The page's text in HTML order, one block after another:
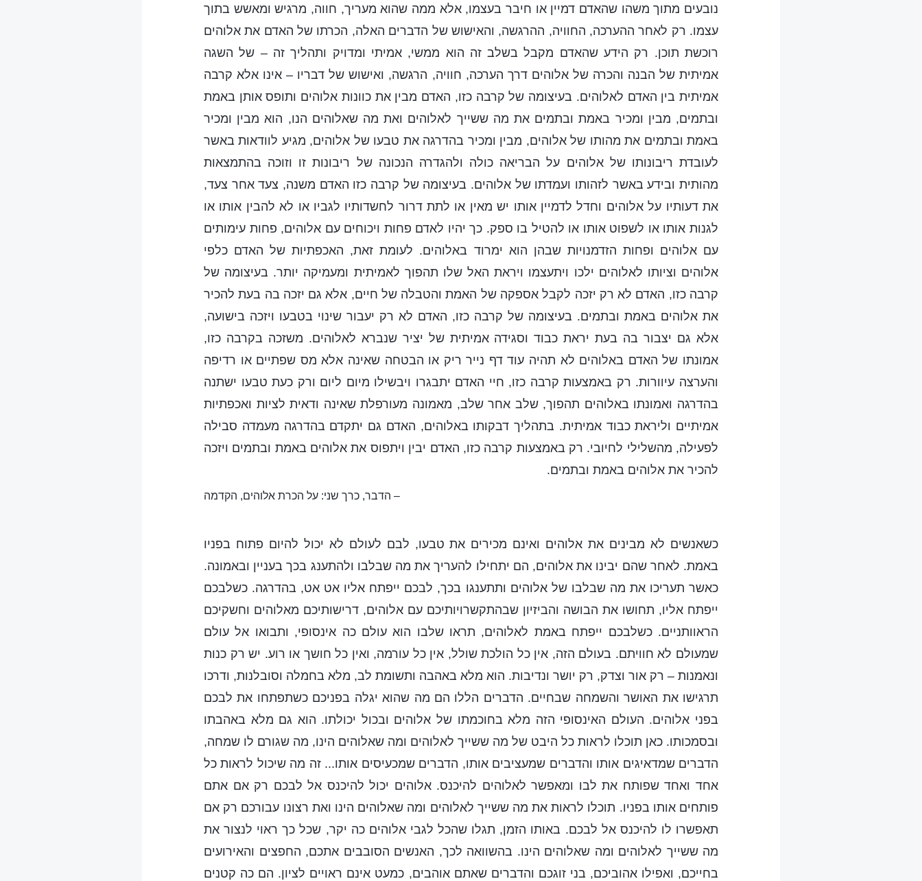
נובעים מתוך משהו שהאדם דמיין או חיבר בעצמו, אלא ממה שהוא מעריך, חווה, מרגיש ומאשש בתוך
עצמו. רק לאחר ההערכה, החוויה, ההרגשה, והאישוש של הדברים האלה, הכרתו של האדם את אלוהים
רוכשת תוכן. רק הידע שהאדם מקבל בשלב זה הוא ממשי, אמיתי ומדויק ותהליך זה – של השגה
אמיתית של הבנה והכרה של אלוהים דרך הערכה, חוויה, הרגשה, ואישוש של דבריו – אינו אלא קרבה
אמיתית בין האדם לאלוהים. בעיצומה של קרבה כזו, האדם מבין את כוונות אלוהים ותופס אותן באמת
ובתמים, מבין ומכיר באמת ובתמים את מה ששייך לאלוהים ואת מה שאלוהים הנו, הוא מבין ומכיר
באמת ובתמים את מהותו של אלוהים, מבין ומכיר בהדרגה את טבעו של אלוהים, מגיע לוודאות באשר
לעובדת ריבונותו של אלוהים על הבריאה כולה ולהגדרה הנכונה של ריבונות זו וזוכה בהתמצאות
מהותית ובידע באשר לזהותו ועמדתו של אלוהים. בעיצומה של קרבה כזו האדם משנה, צעד אחר צעד,
את דעותיו על אלוהים וחדל לדמיין אותו יש מאין או לתת דרור לחשדותיו לגביו או לא להבין אותו או
לגנות אותו או לשפוט אותו או להטיל בו ספק. כך יהיו לאדם פחות ויכוחים עם אלוהים, פחות עימותים
עם אלוהים ופחות הזדמנויות שבהן הוא ימרוד באלוהים. לעומת זאת, האכפתיות של האדם כלפי
אלוהים וציותו לאלוהים ילכו ויתעצמו ויראת האל שלו תהפוך לאמיתית ומעמיקה יותר. בעיצומה של
קרבה כזו, האדם לא רק יזכה לקבל אספקה של האמת והטבלה של חיים, אלא גם יזכה בה בעת להכיר
את אלוהים באמת ובתמים. בעיצומה של קרבה כזו, האדם לא רק יעבור שינוי בטבעו ויזכה בישועה,
אלא גם יצבור בה בעת יראת כבוד וסגידה אמיתית של יציר שנברא לאלוהים. משזכה בקרבה כזו,
אמונתו של האדם באלוהים לא תהיה עוד דף נייר ריק או הבטחה שאינה אלא מס שפתיים או רדיפה
והערצה עיוורות. רק באמצעות קרבה כזו, חיי האדם יתבגרו ויבשילו מיום ליום ורק כעת טבעו ישתנה
בהדרגה ואמונתו באלוהים תהפוך, שלב אחר שלב, מאמונה מעורפלת שאינה ודאית לציות ואכפתיות
אמיתיים וליראת כבוד אמיתית. בתהליך דבקותו באלוהים, האדם גם יתקדם בהדרגה מעמדה סבילה
לפעילה, מהשלילי לחיובי. רק באמצעות קרבה כזו, האדם יבין ויתפוס את אלוהים באמת ובתמים ויזכה
להכיר את אלוהים באמת ובתמים.
– הדבר, כרך שני: על הכרת אלוהים, הקדמה
כשאנשים לא מבינים את אלוהים ואינם מכירים את טבעו, לבם לעולם לא יכול להיום פתוח בפניו
באמת. לאחר שהם יבינו את אלוהים, הם יתחילו להעריך את מה שבלבו ולהתענג בכך בעניין ובאמונה.
כאשר תעריכו את מה שבלבו של אלוהים ותתענגו בכך, לבכם ייפתח אליו אט אט, בהדרגה. כשלבכם
ייפתח אליו, תחושו את הבושה והביזיון שבהתקשרויותיכם עם אלוהים, דרישותיכם מאלוהים וחשקיכם
הראוותניים. כשלבכם ייפתח באמת לאלוהים, תראו שלבו הוא עולם כה אינסופי, ותבואו אל עולם
שמעולם לא חוויתם. בעולם הזה, אין כל הולכת שולל, אין כל עורמה, ואין כל חושך או רוע. יש רק כנות
ונאמנות – רק אור וצדק, רק יושר ונדיבות. הוא מלא באהבה ותשומת לב, מלא בחמלה וסובלנות, ודרכו
תרגישו את האושר והשמחה שבחיים. הדברים הללו הם מה שהוא יגלה בפניכם כשתפתחו את לבכם
בפני אלוהים. העולם האינסופי הזה מלא בחוכמתו של אלוהים ובכול יכולתו. הוא גם מלא באהבתו
ובסמכותו. כאן תוכלו לראות כל היבט של מה ששייך לאלוהים ומה שאלוהים הינו, מה שגורם לו שמחה,
הדברים שמדאיגים אותו והדברים שמעציבים אותו, הדברים שמכעיסים אותו... זה מה שיכול לראות כל
אחד ואחד שפותח את לבו ומאפשר לאלוהים להיכנס. אלוהים יכול להיכנס אל לבכם רק אם אתם
פותחים אותו בפניו. תוכלו לראות את מה ששייך לאלוהים ומה שאלוהים הינו ואת רצונו עבורכם רק אם
תאפשרו לו להיכנס אל לבכם. באותו הזמן, תגלו שהכל לגבי אלוהים כה יקר, שכל כך ראוי לנצור את
מה ששייך לאלוהים ומה שאלוהים הינו. בהשוואה לכך, האנשים הסובבים אתכם, החפצים והאירועים
בחייכם, ואפילו אהוביכם, בני זוגכם והדברים שאתם אוהבים, כמעט אינם ראויים לציון. הם כה קטנים